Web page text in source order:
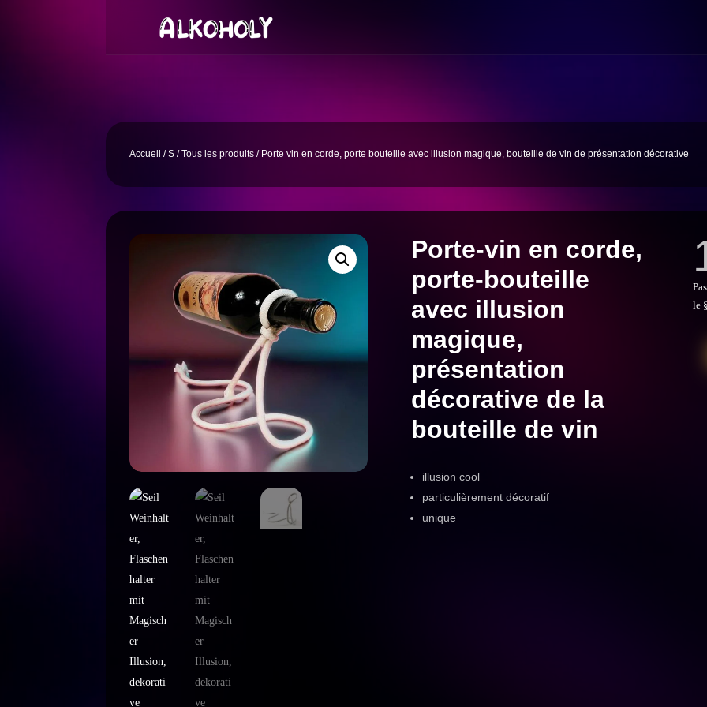
Accueil /S /Tous les produits / Porte vin en corde, porte bouteille avec illusion magique, bouteille de vin de présentation décorative
Porte-vin en corde,
porte-bouteille
avec illusion
magique,
présentation
décorative de la
bouteille de vin
illusion cool
particulièrement décoratif
unique
le